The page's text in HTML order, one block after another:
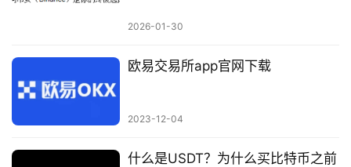
2026-01-30
欧易交易所app官网下载
2023-12-04
什么是USDT？为什么买比特币之前